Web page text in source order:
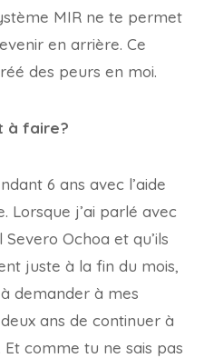
MIR ne te permet
en arrière. Ce
des peurs en moi.
à faire?
6 ans avec l’aide
Lorsque j’ai parlé avec
Ochoa et qu’ils
juste à la fin du mois,
demander à mes
ans de continuer à
comme tu ne sais pas